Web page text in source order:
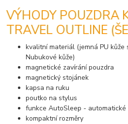
VÝHODY POUZDRA
TRAVEL OUTLINE
kvalitní materiál (jemná PU kůže
Nubukové kůže)
magnetické zavírání pouzdra
magnetický stojánek
kapsa na ruku
poutko na stylus
funkce AutoSleep -
kompaktní rozměry